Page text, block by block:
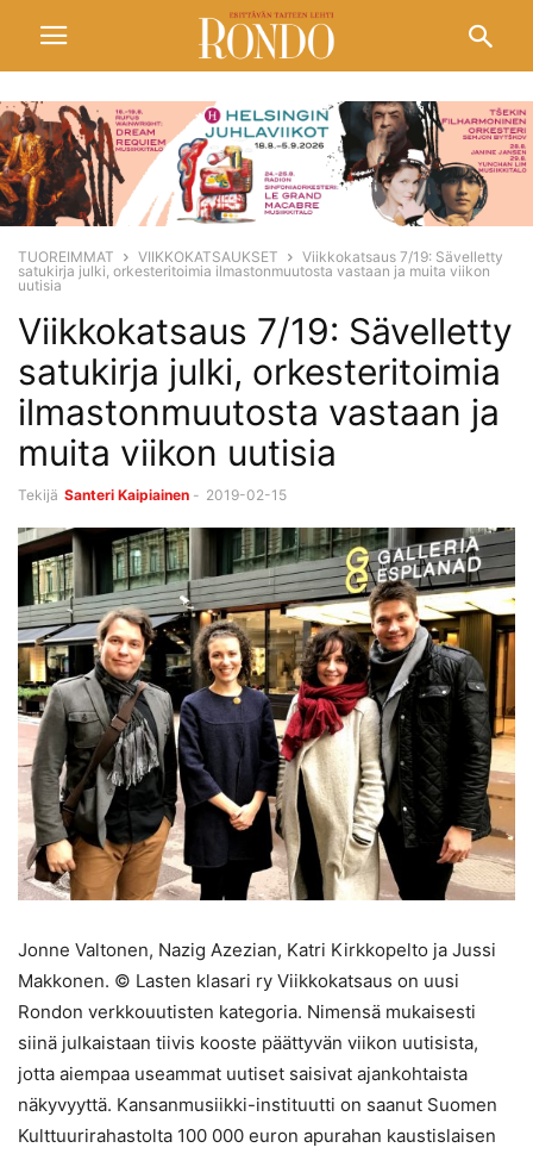
TUOREIMMAT VIIKKOKATSAUKSET
Viikkokatsaus 7/19: Sävelletty
satukirja julki, orkesteritoimia ilmastonmuutosta vastaan ja muita viikon
uutisia
Viikkokatsaus 7/19: Sävelletty
satukirja julki, orkesteritoimia
ilmastonmuutosta vastaan ja
muita viikon uutisia
Tekijä Santeri Kaipiainen - 2019-02-15
Jonne Valtonen, Nazig Azezian, Katri Kirkkopelto ja Jussi
Makkonen. © Lasten klasari ry Viikkokatsaus on uusi
Rondon verkkouutisten kategoria. Nimensä mukaisesti
siinä julkaistaan tiivis kooste päättyvän viikon uutisista,
jotta aiempaa useammat uutiset saisivat ajankohtaista
näkyvyyttä. Kansanmusiikki-instituutti on saanut Suomen
Kulttuurirahastolta 100 000 euron apurahan kaustislaisen